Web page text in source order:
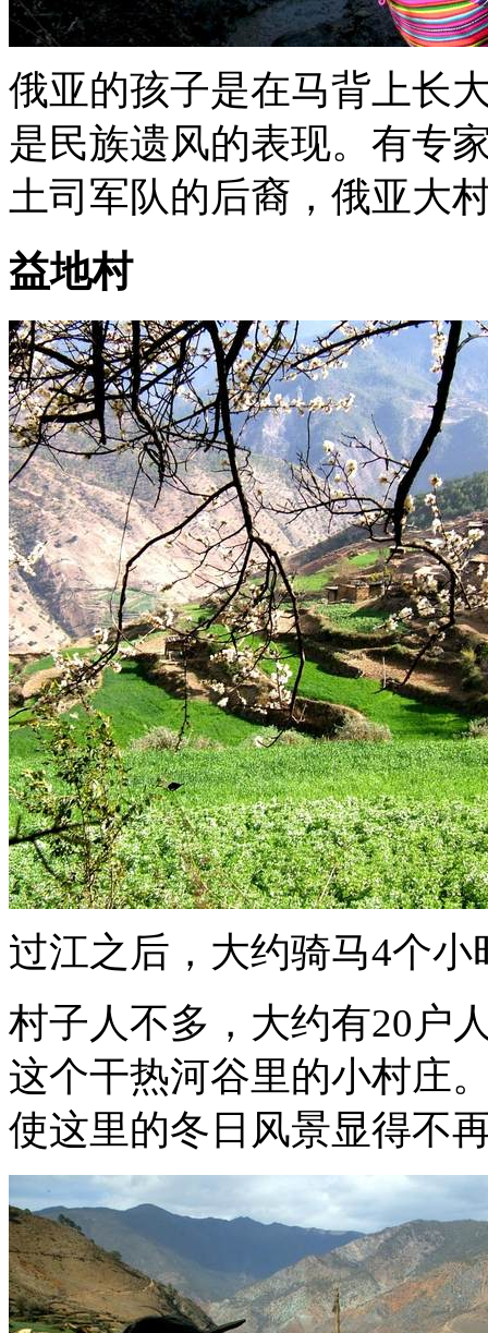
俄亚的孩子是在马背上长
是民族遗风的表现。有专
土司军队的后裔，俄亚大
益地村
过江之后，大约骑马4个
村子人不多，大约有20户
这个干热河谷里的小村庄
使这里的冬日风景显得不